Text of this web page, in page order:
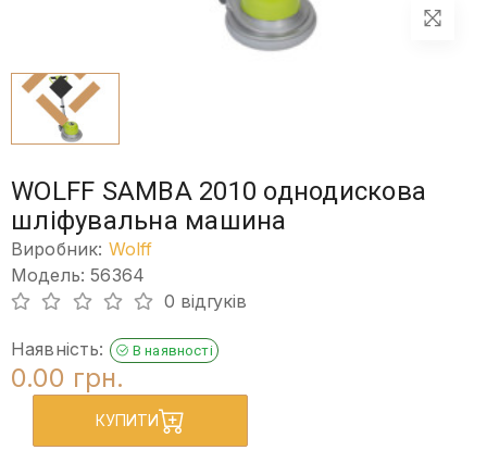
WOLFF SAMBA 2010 однодискова
шліфувальна машина
Виробник: Wolff
Модель: 56364
0 відгуків
Наявність: В наявності
0.00 грн.
КУПИТИ